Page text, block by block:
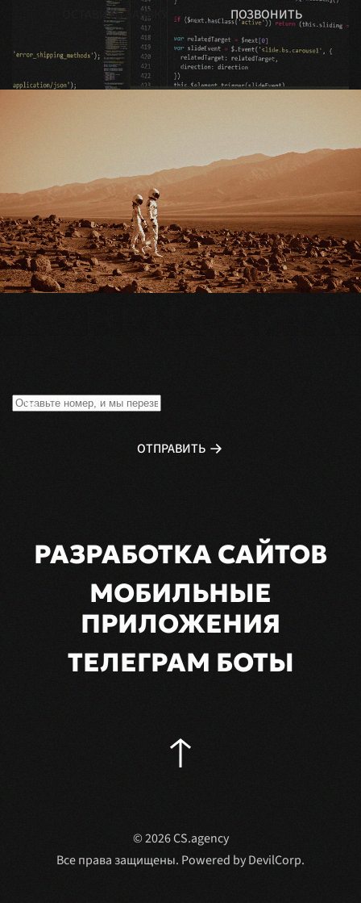
ОСТАВИТЬ ЗАЯВКУ ПОЗВОНИТЬ
ОТПРАВИТЬ
РАЗРАБОТКА САЙТОВ
МОБИЛЬНЫЕ
ПРИЛОЖЕНИЯ
ТЕЛЕГРАМ БОТЫ
©2026CS.agency
Все права защищены. Powered byDevilCorp.